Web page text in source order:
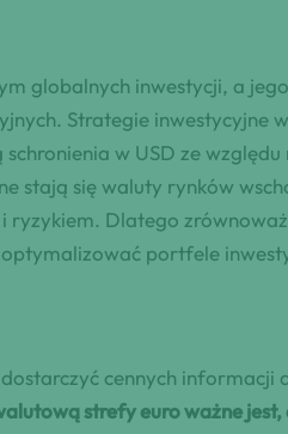
globalnych inwestycji, a
Strategie inwestycyjne
w USD ze
stają się waluty rynków
Dlatego
portfele
cennych
strefy euro ważne